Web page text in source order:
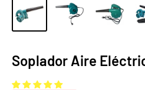
Soplador Aire